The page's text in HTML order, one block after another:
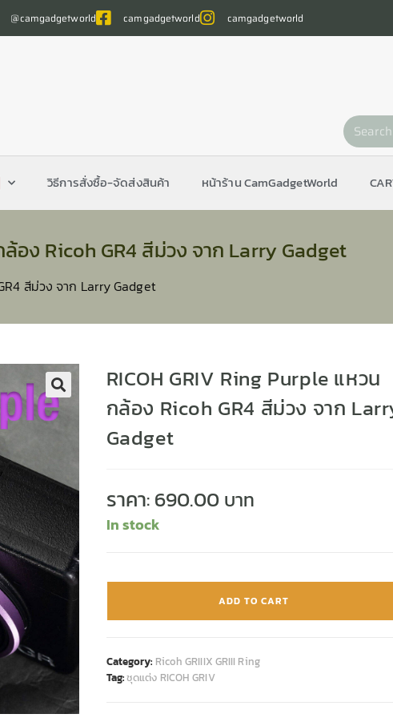
@camgadgetworld camgadgetworld camgadgetworld
วิธีการสั่งซื้อ-จัดส่งสินค้า หน้าร้าน CamGadgetWorld
อง Ricoh GR4 สีม่วง จาก Larry Gadget
สีม่วง จาก Larry Gadget
🔍
RICOH GRIV Ring Purple แหวน
กล้อง Ricoh GR4 สีม่วง จาก
Gadget
ราคา:690.00
In stock
ADD TO CART
Category: Ricoh GRIIIX GRIII Ring
Tag:ชุดแต่ง RICOH GRIV